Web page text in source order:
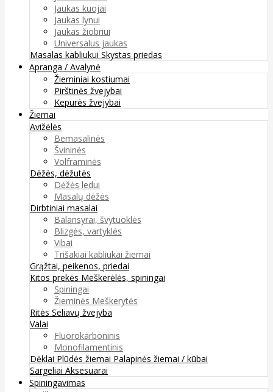
Jaukas kuojai
Jaukas lynui
Jaukas žiobriui
Universalus jaukas
Masalas kabliukui Skystas priedas
Apranga / Avalynė
Žieminiai kostiumai
Pirštinės žvejybai
Kepurės žvejybai
Žiemai
Avižėlės
Bemasalinės
Švininės
Volframinės
Dėžės, dėžutės
Dėžės ledui
Masalų dėžės
Dirbtiniai masalai
Balansyrai, švytuoklės
Blizgės, vartyklės
Vibai
Trišakiai kabliukai žiemai
Grąžtai, peikenos, priedai
Kitos prekės Meškerėlės, spiningai
Spiningai
Žieminės Meškerytės
Ritės Seliavų žvejyba
Valai
Fluorokarboninis
Monofilamentinis
Dėklai Plūdės žiemai Palapinės žiemai / kūbai
Sargeliai Aksesuarai
Spiningavimas